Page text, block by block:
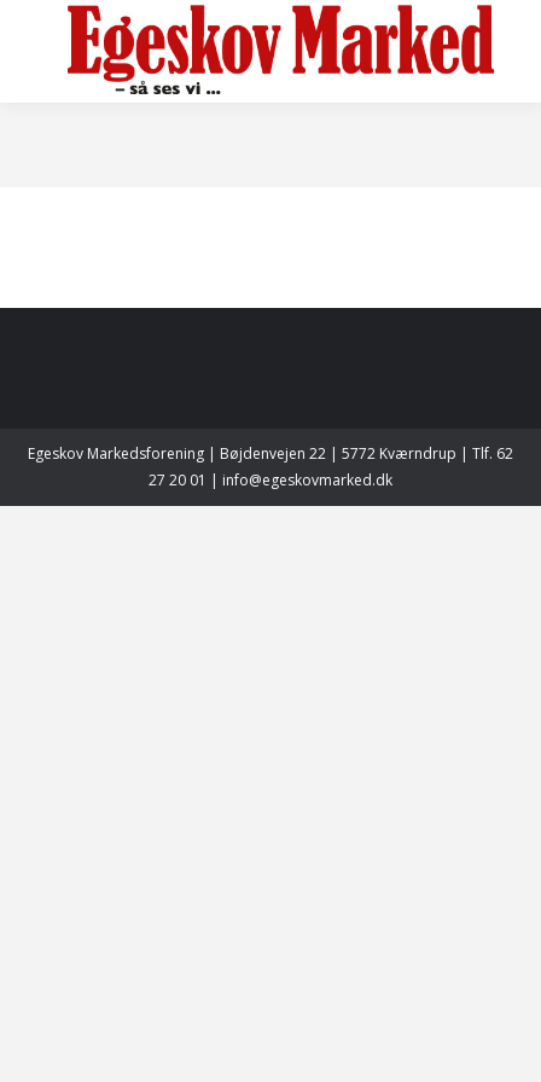
Egeskov Markedsforening | Bøjdenvejen 22 | 5772 Kværndrup | Tlf. 62
27 20 01 | info@egeskovmarked.dk